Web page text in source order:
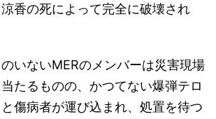
香の死によって完全に破壊され
いないMERのメンバーは災害現場
たるものの、かつてない爆弾テロ
傷病者が運び込まれ、処置を待つ